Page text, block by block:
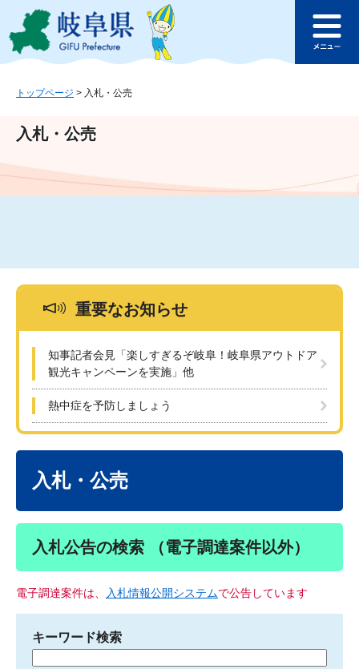
ジ
ュ
文
このページの本文へ
ュ
トップページ > 入札・公売
入札・公売
重要なお知らせ
知事記者会見「楽しすぎるぞ岐阜！岐阜県アウトドア
観光キャンペーンを実施」他
熱中症を予防しましょう
入札・公売
入札公告の検索 （電子調達案件以外）
電子調達案件は、 入札情報公開システムで公告しています
キーワード検索